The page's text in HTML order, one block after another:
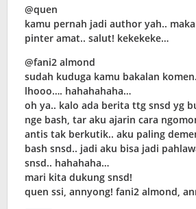
@quen
kamu pernah jadi author yah..
pinter amat.. salut! kekekeke…
@fani2 almond
sudah kuduga kamu bakalan
lhooo…. hahahahaha…
oh ya.. kalo ada berita ttg snsd yg
nge bash, tar aku ajarin cara
antis tak berkutik.. aku paling
bash snsd.. jadi aku bisa jadi
snsd.. hahahaha…
mari kita dukung snsd!
quen ssi, annyong! fani2 almond,